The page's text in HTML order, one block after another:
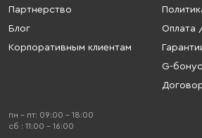
Партнерство
Блог
Корпоративным клиентам
Оплата
G-
пн - пт: 09:00 - 18:00
cб : 11:00 - 16:00